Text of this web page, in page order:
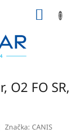
O2 FO SR,
Značka: CANIS